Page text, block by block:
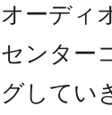
オーディ
センター
グしてい